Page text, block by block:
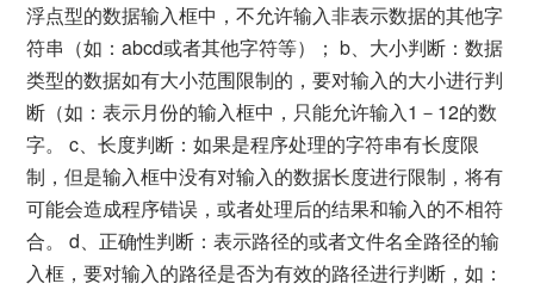
浮点型的数据输入框中，不允许输入非表示数据的其他字
符串（如：abcd或者其他字符等）； b、大小判断：数据
类型的数据如有大小范围限制的，要对输入的大小进行判
断（如：表示月份的输入框中，只能允许输入1－12的数
字。 c、长度判断：如果是程序处理的字符串有长度限
制，但是输入框中没有对输入的数据长度进行限制，将有
可能会造成程序错误，或者处理后的结果和输入的不相符
合。 d、正确性判断：表示路径的或者文件名全路径的输
入框，要对输入的路径是否为有效的路径进行判断，如：